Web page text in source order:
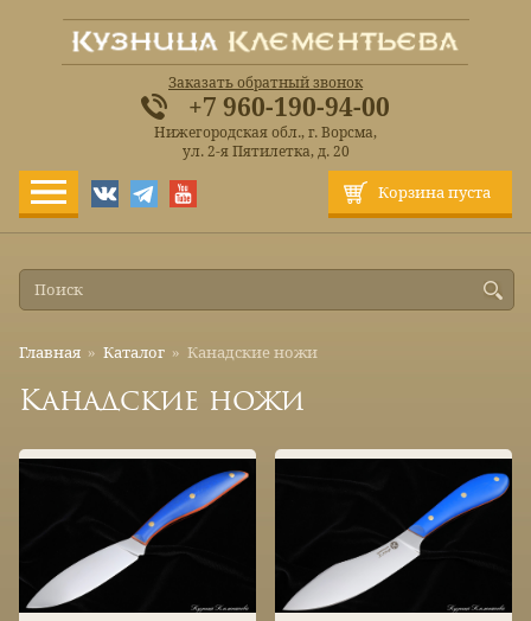
Корзина пуста
Заказать обратный звонок
+7 960-190-94-00
Нижегородская обл., г. Ворсма,
ул. 2-я Пятилетка, д. 20
Главная » Каталог » Канадские ножи
Канадские ножи